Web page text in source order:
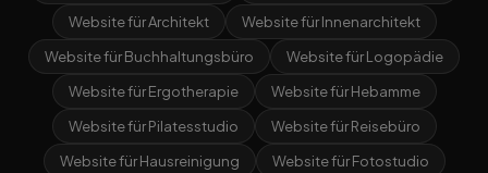
Website für Architekt
Website für Innenarchitekt
Website für Buchhaltungsbüro
Website für Logopädie
Website für Ergotherapie
Website für Hebamme
Website für Pilatesstudio
Website für Reisebüro
Website für Hausreinigung
Website für Fotostudio